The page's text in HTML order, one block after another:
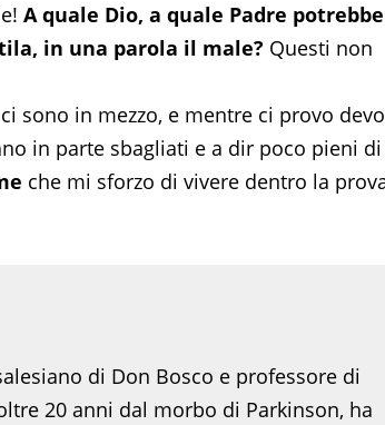
A quale Dio, a quale Padre potrebbe
in una parola il male?Questi non
sono in mezzo, e mentre ci provo devo
in parte sbagliati e a dir poco pieni di
che mi sforzo di vivere dentro la
di Don Bosco e professore di
20 anni dal morbo di Parkinson, ha